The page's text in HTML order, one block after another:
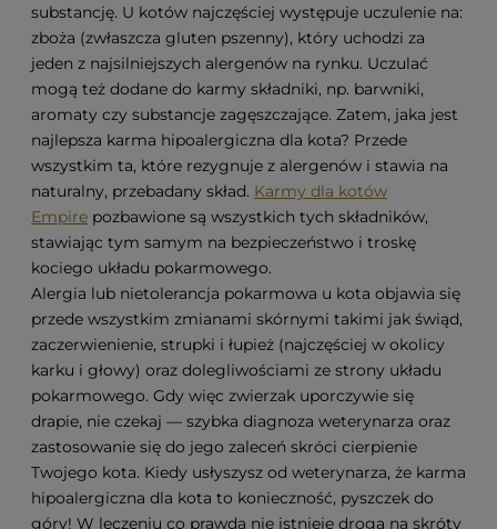
substancję. U kotów najczęściej występuje uczulenie na:
zboża (zwłaszcza gluten pszenny), który uchodzi za
jeden z najsilniejszych alergenów na rynku. Uczulać
mogą też dodane do karmy składniki, np. barwniki,
aromaty czy substancje zagęszczające. Zatem, jaka jest
najlepsza karma hipoalergiczna dla kota? Przede
wszystkim ta, które rezygnuje z alergenów i stawia na
naturalny, przebadany skład. Karmy dla kotów
Empire pozbawione są wszystkich tych składników,
stawiając tym samym na bezpieczeństwo i troskę
kociego układu pokarmowego.
Alergia lub nietolerancja pokarmowa u kota objawia się
przede wszystkim zmianami skórnymi takimi jak świąd,
zaczerwienienie, strupki i łupież (najczęściej w okolicy
karku i głowy) oraz dolegliwościami ze strony układu
pokarmowego. Gdy więc zwierzak uporczywie się
drapie, nie czekaj — szybka diagnoza weterynarza oraz
zastosowanie się do jego zaleceń skróci cierpienie
Twojego kota. Kiedy usłyszysz od weterynarza, że karma
hipoalergiczna dla kota to konieczność, pyszczek do
góry! W leczeniu co prawda nie istnieje droga na skróty